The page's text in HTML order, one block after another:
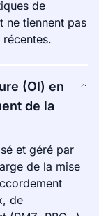
de
ne tiennent pas
(OI) en
de la
et géré par
de la mise
de